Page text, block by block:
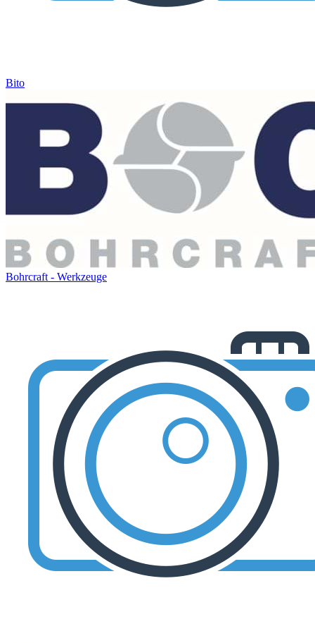
Bito
Bohrcraft - Werkzeuge